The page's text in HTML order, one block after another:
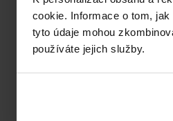
cookie. Informace o tom,
tyto údaje mohou
používáte jejich služby.